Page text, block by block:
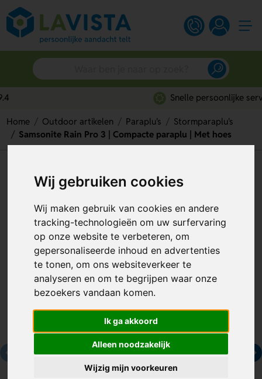
Wij gebruiken cookies
Wij maken gebruik van cookies en andere
tracking-technologieën om uw surfervaring
op onze website te verbeteren, om
gepersonaliseerde inhoud en advertenties
te tonen, om ons websiteverkeer te
analyseren en om te begrijpen waar onze
bezoekers vandaan komen.
Ik ga akkoord
Alleen noodzakelijk
Wijzig mijn voorkeuren
Snelle persoonlijke service
Home Outdoor artikelen Paraplu's
Stormparaplu's
Samsonite Rain Pro 3 | Compacte paraplu | Met hoes
Samsonite Rain Pro 3 |
Compacte paraplu | Met hoes
Artikelnummer: 258464